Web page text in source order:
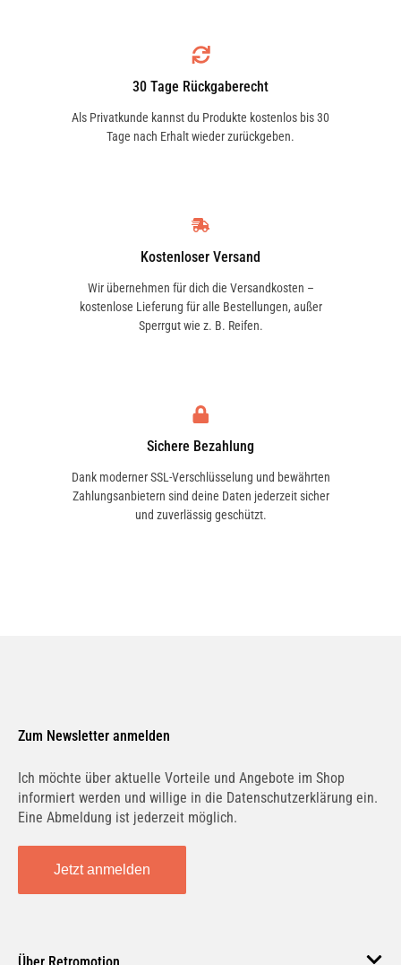
30 Tage Rückgaberecht
Als Privatkunde kannst du Produkte kostenlos bis 30
Tage nach Erhalt wieder zurückgeben.
Kostenloser Versand
Wir übernehmen für dich die Versandkosten –
kostenlose Lieferung für alle Bestellungen, außer
Sperrgut wie z. B. Reifen.
Sichere Bezahlung
Dank moderner SSL-Verschlüsselung und bewährten
Zahlungsanbietern sind deine Daten jederzeit sicher
und zuverlässig geschützt.
Zum Newsletter anmelden
Ich möchte über aktuelle Vorteile und Angebote im Shop
informiert werden und willige in die Datenschutzerklärung ein.
Eine Abmeldung ist jederzeit möglich.
Jetzt anmelden